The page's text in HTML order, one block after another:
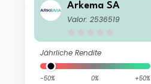
Arkema SA
Valor: 2536519
Jährliche Rendite
-50% 0% +50%